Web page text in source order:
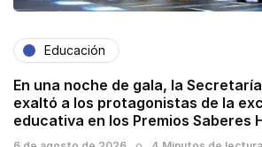
Educación
En una noche de gala, la
exaltó a los protagonistas de la
educativa en los Premios Saberes